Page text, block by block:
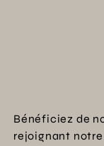
Bénéficiez de
rejoignant